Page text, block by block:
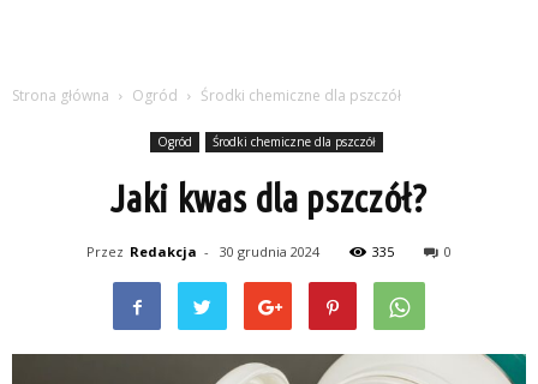
Strona główna Ogród Środki chemiczne dla pszczół
Ogród Środki chemiczne dla pszczół
Jaki kwas dla pszczół?
Przez Redakcja - 30 grudnia 2024 335 0